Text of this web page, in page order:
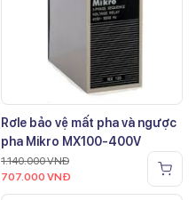
Rơle bảo vệ mất pha và ngược
pha Mikro MX100-400V
1.140.000VNĐ
707.000 VNĐ